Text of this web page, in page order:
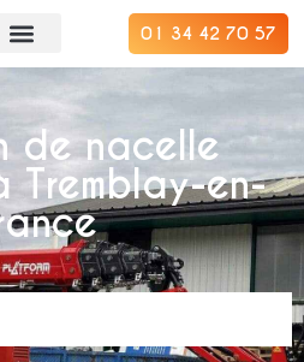
01 34 42 70 57
de nacelle
Tremblay-en-